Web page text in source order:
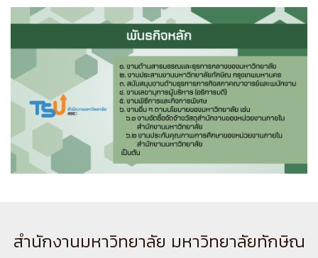
สำนักงานมหาวิทยาลัย มหาวิทยาลัยทักษิณ